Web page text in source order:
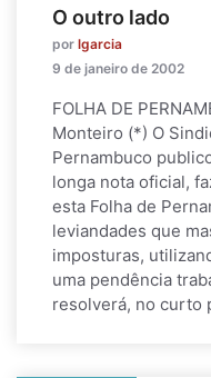
O outro lado
por lgarcia
9 de janeiro de 2002
FOLHA DE
Monteiro (*) O
Pernambuco
longa nota oficial,
esta Folha de
leviandades que
imposturas,
uma pendência
resolverá, no curto